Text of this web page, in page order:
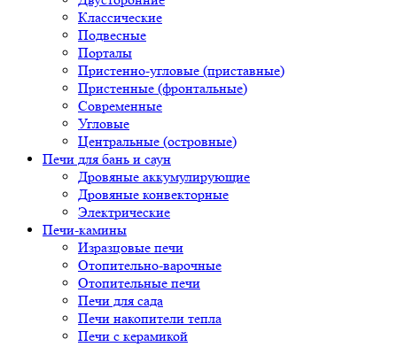
Классические
Подвесные
Порталы
Пристенно-угловые (приставные)
Пристенные (фронтальные)
Современные
Угловые
Центральные (островные)
Печи для бань и саун
Дровяные аккумулирующие
Дровяные конвекторные
Электрические
Печи-камины
Изразцовые печи
Отопительно-варочные
Отопительные печи
Печи для сада
Печи накопители тепла
Печи с керамикой